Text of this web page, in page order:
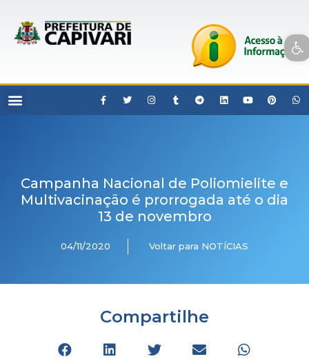
Open toolbar
Campanha Nacional de Poliomielite e
Multivacinação é prorrogada até o dia
13 de novembro
04/11/2020 Voltar para NOTÍCIAS
Compartilhe